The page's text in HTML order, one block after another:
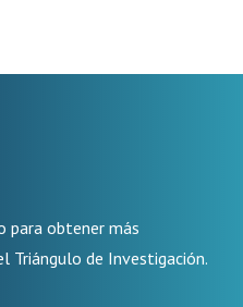
para obtener más
Triángulo de Investigación.